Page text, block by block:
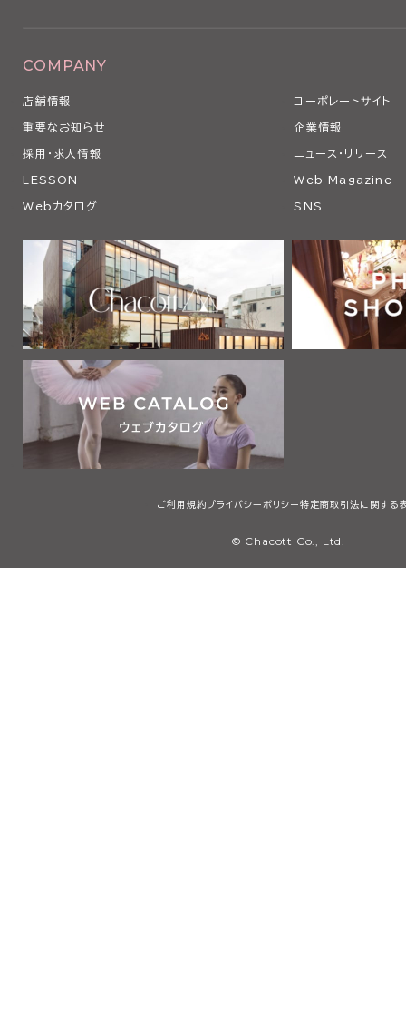
COMPANY
店舗情報 コーポレートサイト
重要なお知らせ 企業情報
採用・求人情報 ニュース・リリース
LESSON Web Magazine
Webカタログ SNS
ご利用規約プライバシーポリシー 特定商取引法に関する
© Chacott Co., Ltd.